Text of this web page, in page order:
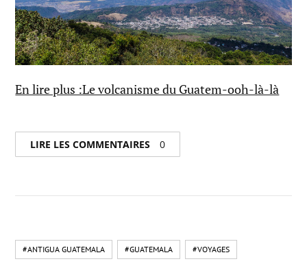
En lire plus :Le volcanisme du Guatem-ooh-là-là
LIRE LES COMMENTAIRES 0
#ANTIGUA GUATEMALA #GUATEMALA #VOYAGES